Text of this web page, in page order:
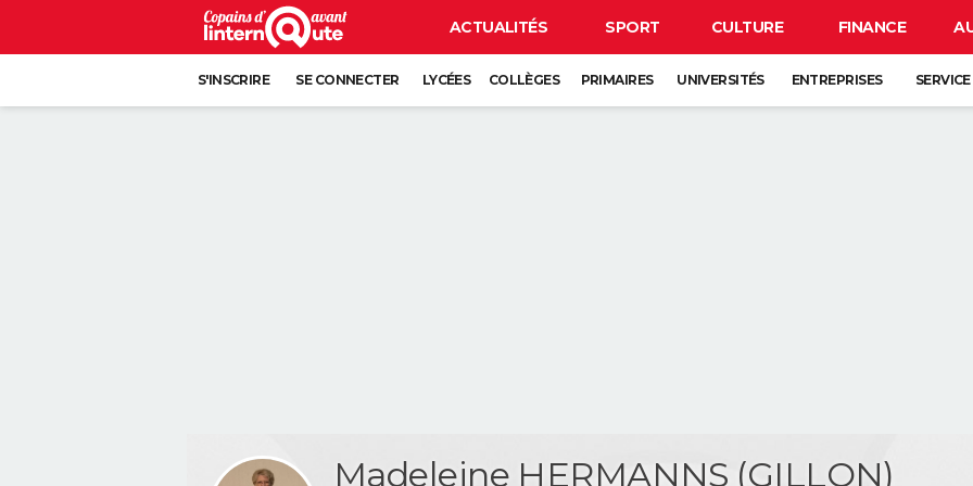
ACTUALITÉS SPORT CULTURE FINANCE
S'INSCRIRE SE CONNECTER LYCÉES COLLÈGES PRIMAIRES UNIVERSITÉS ENTREPRISES
Madeleine HERMANNS (GILLON)